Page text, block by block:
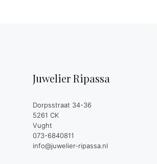
Juwelier Ripassa
Dorpsstraat 34-36
5261 CK
Vught
073-6840811
info@juwelier-ripassa.nl